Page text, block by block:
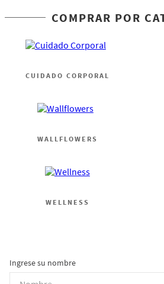
COMPRAR POR
CUIDADO CORPORAL
WALLFLOWERS
WELLNESS
Ingrese su nombre